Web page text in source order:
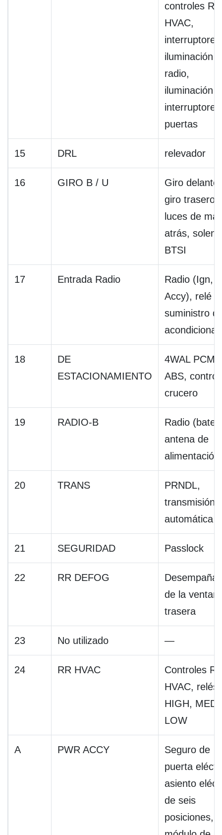
controles RR
HVAC,
interruptores
iluminación
radio,
iluminación
puertas
15 DRL relevador
16 GIRO B / U
Giro
giro trasero,
luces de
atrás,
BTSI
17 Entrada Radio
Radio (Ign,
Accy), relé
suministro
18
DE
ESTACIONAMIENTO
4WAL PCM,
ABS, control
crucero
19 RADIO-B
Radio
antena de
alimentación
20 TRANS
PRNDL,
transmisión
automática
21 SEGURIDAD Passlock
22 RR DEFOG
de la
trasera
23 No utilizado —
24 RR HVAC
Controles
HVAC, relés
HIGH, MED,
LOW
A PWR ACCY
Seguro de
puerta
asiento
de seis
posiciones,